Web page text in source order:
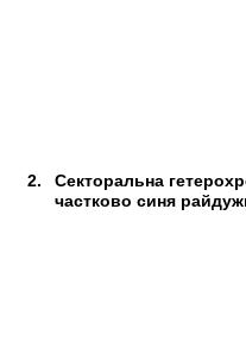
Секторальна
частково синя